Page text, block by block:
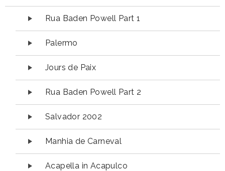
Audio-PlayerRua Baden Powell Part 1
Palermo
Jours de Paix
Rua Baden Powell Part 2
Salvador 2002
Manhia de Carneval
Acapella in Acapulco